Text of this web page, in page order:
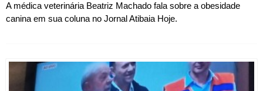
A médica veterinária Beatriz Machado fala sobre a obesidade
canina em sua coluna no Jornal Atibaia Hoje.